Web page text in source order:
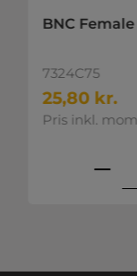
til at
BNC
7324C75
25,80 kr.
Pris inkl.